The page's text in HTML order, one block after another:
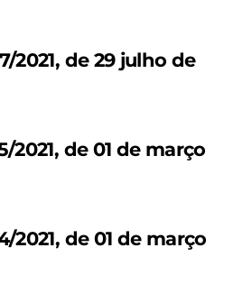
2021, de 29 julho de
2021, de 01 de março
2021, de 01 de março